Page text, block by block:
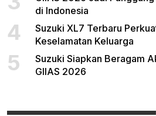
di Indonesia
4
Suzuki XL7 Terbaru
Keselamatan Keluarga
5
Suzuki Siapkan Beragam
GIIAS 2026